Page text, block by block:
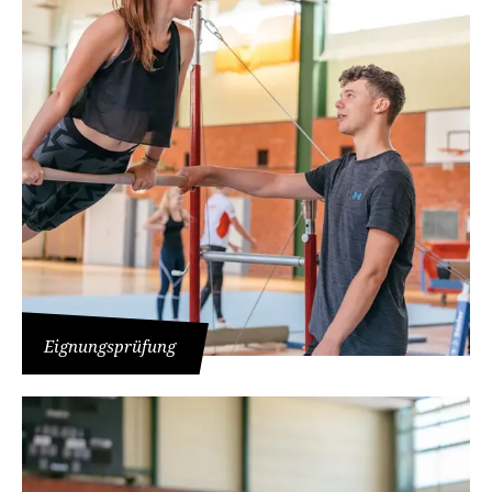
Diese Module müssen über das Fach belegt
werden:
Einführung in die Fachdidaktik des
Sportunterrichts (9 LP/ECTS)
Vertiefung der Fachdidaktik des Sportunterrichts
(9 LP/ECTS)
Abschlussmodul (12 LP/ECTS)
Abschlussmodul, wenn die Bachelorarbeit im
Fach Sport- und Bewegungspädagogik
angefertigt wird (12 LP/ECTS)
Bildungswissenschaftlicher Bereich (3
Module: 18 LP/ECTS, inklusive 6 LP/ECTS
Schulpraxis)
Diese Module müssen über das Fach 1 belegt
Eignungsprüfung